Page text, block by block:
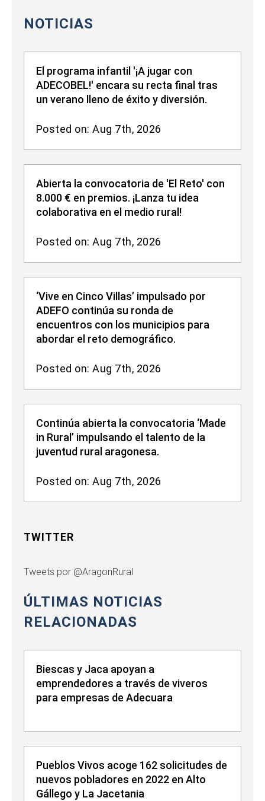
NOTICIAS
El programa infantil '¡A jugar con
ADECOBEL!' encara su recta final tras
un verano lleno de éxito y diversión.
Posted on: Aug 7th, 2026
Abierta la convocatoria de 'El Reto' con
8.000 € en premios. ¡Lanza tu idea
colaborativa en el medio rural!
Posted on: Aug 7th, 2026
‘Vive en Cinco Villas’ impulsado por
ADEFO continúa su ronda de
encuentros con los municipios para
abordar el reto demográfico.
Posted on: Aug 7th, 2026
Continúa abierta la convocatoria ‘Made
in Rural’ impulsando el talento de la
juventud rural aragonesa.
Posted on: Aug 7th, 2026
TWITTER
Tweets por @AragonRural
ÚLTIMAS NOTICIAS
RELACIONADAS
Biescas y Jaca apoyan a
emprendedores a través de viveros
para empresas de Adecuara
Pueblos Vivos acoge 162 solicitudes de
nuevos pobladores en 2022 en Alto
Gállego y La Jacetania